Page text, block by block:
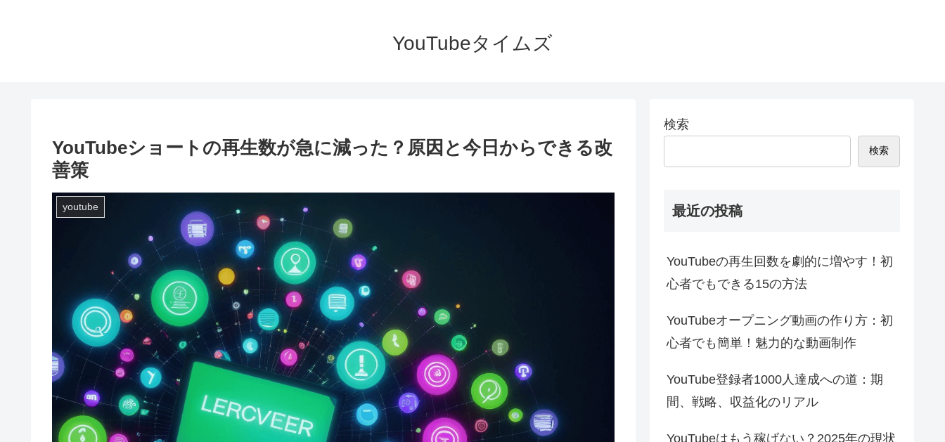
YouTubeタイムズ
YouTubeショートの再生数が急に減った？原因と今日からできる改
善策
youtube
検索
検索
最近の投稿
YouTubeの再生回数を劇的に増やす！初
心者でもできる15の方法
YouTubeオープニング動画の作り方：初
心者でも簡単！魅力的な動画制作
YouTube登録者1000人達成への道：期
間、戦略、収益化のリアル
YouTubeはもう稼げない？2025年の現状